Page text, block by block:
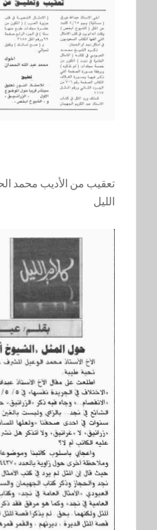
تعقيب من الأديب محمد
الليل